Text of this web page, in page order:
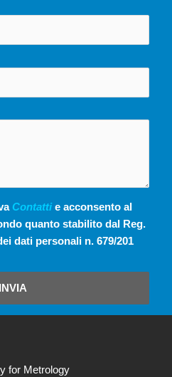
Contattie acconsento al
quanto stabilito dal Reg.
dati personali n. 679/201
INVIA
for Metrology